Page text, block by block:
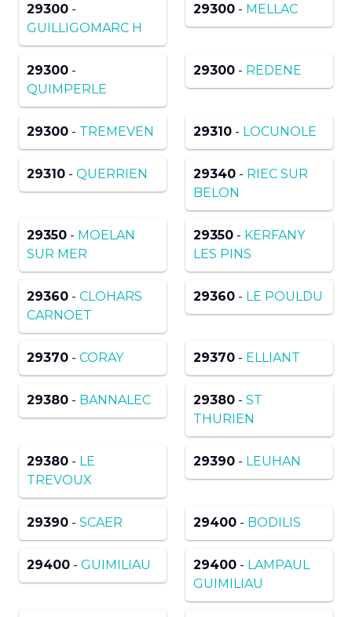
29300 -
GUILLIGOMARC H
29300 - MELLAC
29300 -
QUIMPERLE
29300 - REDENE
29300 - TREMEVEN 29310 - LOCUNOLE
29310 - QUERRIEN 29340 - RIEC SUR
BELON
29350 - MOELAN
SUR MER
29350 - KERFANY
LES PINS
29360 - CLOHARS
CARNOET
29360 - LE POULDU
29370 - CORAY 29370 - ELLIANT
29380 - BANNALEC 29380 - ST
THURIEN
29380 - LE
TREVOUX
29390 - LEUHAN
29390 - SCAER 29400 - BODILIS
29400 - GUIMILIAU 29400 - LAMPAUL
GUIMILIAU